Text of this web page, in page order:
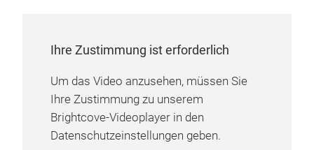
Ihre Zustimmung ist erforderlich
Um das Video anzusehen, müssen Sie
Ihre Zustimmung zu unserem
Brightcove-Videoplayer in den
Datenschutzeinstellungen geben.